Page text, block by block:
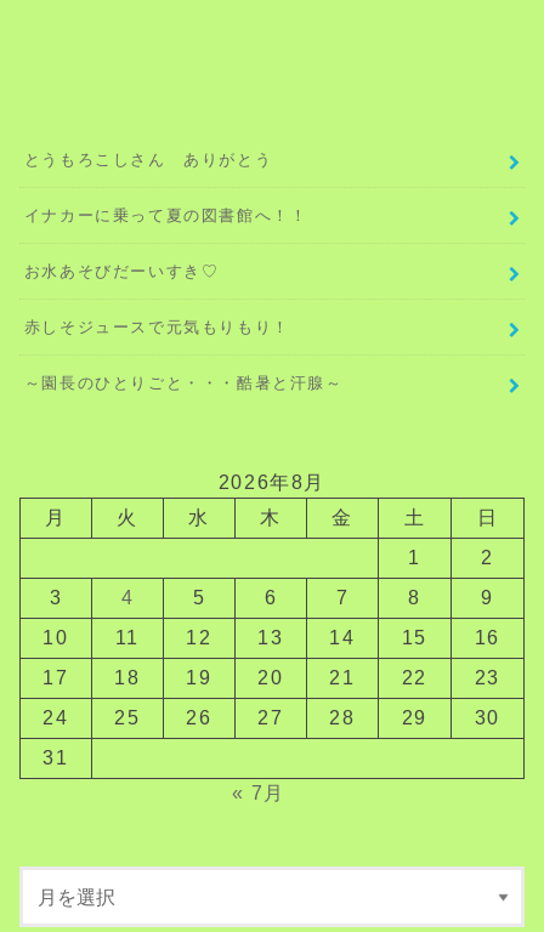
とうもろこしさん ありがとう
イナカーに乗って夏の図書館へ！！
お水あそびだーいすき♡
赤しそジュースで元気もりもり！
～園長のひとりごと・・・酷暑と汗腺～
2026年8月
月
火 水 木 金 土
日
1
2
3
4 5 6 7 8
9
10
11 12 13 14 15
16
17
18 19 20 21 22
23
24
25 26 27 28 29
30
31
« 7月